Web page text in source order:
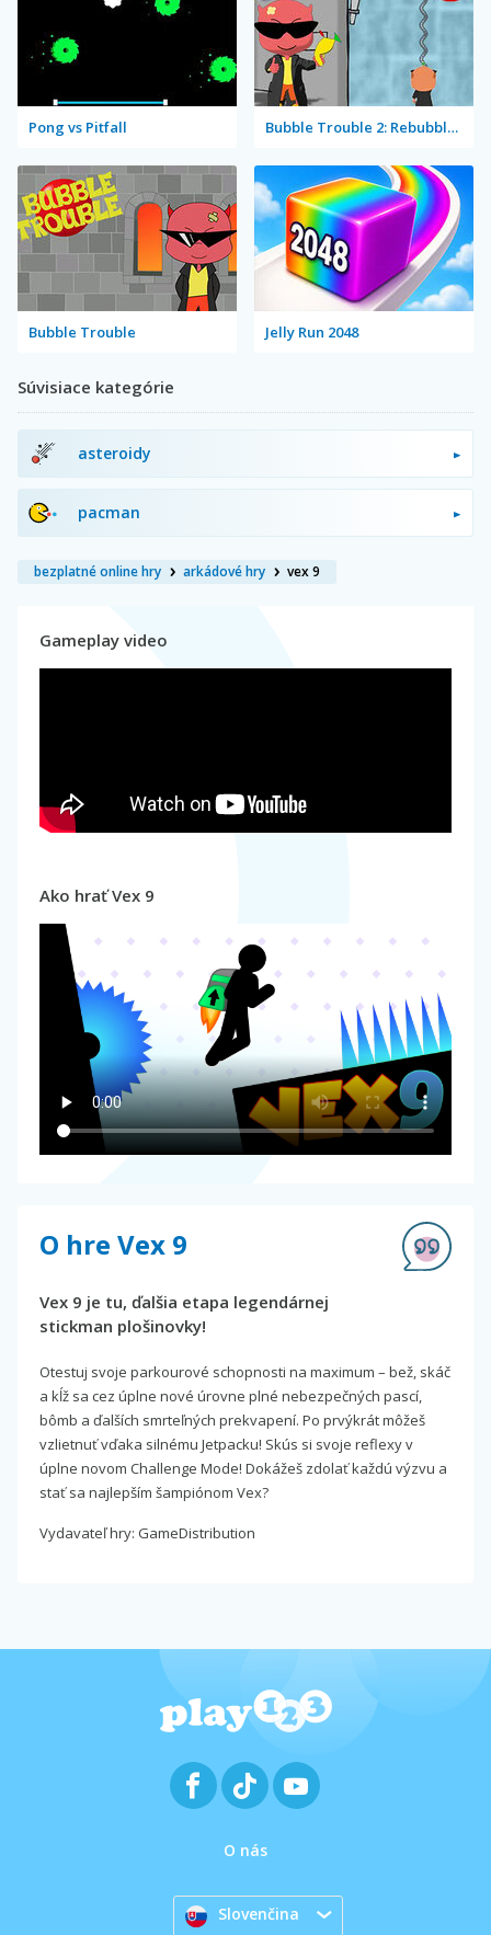
Pong vs Pitfall Bubble Trouble 2: Rebubbled
Bubble Trouble Jelly Run 2048
Súvisiace kategórie
asteroidy
pacman
bezplatné online hry arkádové hry vex 9
Gameplay video
Ako hrať Vex 9
O hre Vex 9
Vex 9 je tu, ďalšia etapa legendárnej
stickman plošinovky!
Otestuj svoje parkourové schopnosti na maximum – bež, skáč
a kĺž sa cez úplne nové úrovne plné nebezpečných pascí,
bômb a ďalších smrteľných prekvapení. Po prvýkrát môžeš
vzlietnuť vďaka silnému Jetpacku! Skús si svoje reflexy v
úplne novom Challenge Mode! Dokážeš zdolať každú výzvu a
stať sa najlepším šampiónom Vex?
Vydavateľ hry: GameDistribution
O nás
Slovenčina